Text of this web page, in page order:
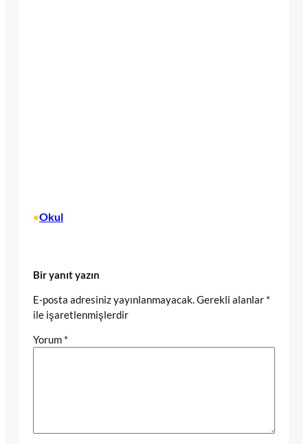
•Okul
Bir yanıt yazın
E-posta adresiniz yayınlanmayacak. Gerekli alanlar *
ile işaretlenmişlerdir
Yorum *